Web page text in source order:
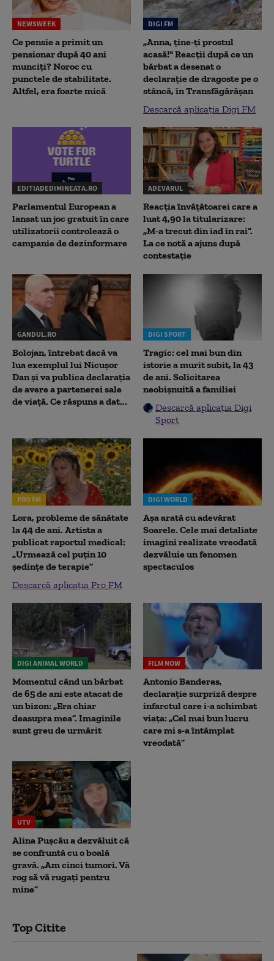
NEWSWEEK
Ce pensie a primit un
pensionar după 40 ani
munciți? Noroc cu
punctele de stabilitate.
Altfel, era foarte mică
DIGI FM
„Anna, ţine-ţi prostul
acasă!" Reacţii după ce un
bărbat a desenat o
declaraţie de dragoste pe o
stâncă, în Transfăgărăşan
Descarcă aplicația Digi FM
EDITIADEDIMINEATA.RO
Parlamentul European a
lansat un joc gratuit în care
utilizatorii controlează o
campanie de dezinformare
ADEVARUL
Reacția învățătoarei care a
luat 4,90 la titularizare:
„M-a trecut din iad în rai”.
La ce notă a ajuns după
contestație
GANDUL.RO
Bolojan, întrebat dacă va
lua exemplul lui Nicușor
Dan și va publica declarația
de avere a partenerei sale
de viață. Ce răspuns a dat...
DIGI SPORT
Tragic: cel mai bun din
istorie a murit subit, la 43
de ani. Solicitarea
neobișnuită a familiei
Descarcă aplicația Digi
Sport
PRO FM
Lora, probleme de sănătate
la 44 de ani. Artista a
publicat raportul medical:
„Urmează cel puțin 10
ședințe de terapie”
Descarcă aplicația Pro FM
DIGI WORLD
Așa arată cu adevărat
Soarele. Cele mai detaliate
imagini realizate vreodată
dezvăluie un fenomen
spectaculos
DIGI ANIMAL WORLD
Momentul când un bărbat
de 65 de ani este atacat de
un bizon: „Era chiar
deasupra mea”. Imaginile
sunt greu de urmărit
FILM NOW
Antonio Banderas,
declarație surpriză despre
infarctul care i-a schimbat
viața: „Cel mai bun lucru
care mi s-a întâmplat
vreodată”
UTV
Alina Pușcău a dezvăluit că
se confruntă cu o boală
gravă. „Am cinci tumori. Vă
rog să vă rugați pentru
mine”
Top Citite